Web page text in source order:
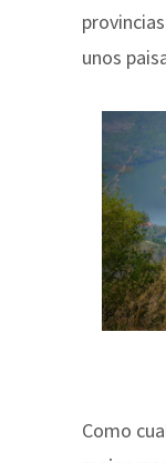
unos
Como